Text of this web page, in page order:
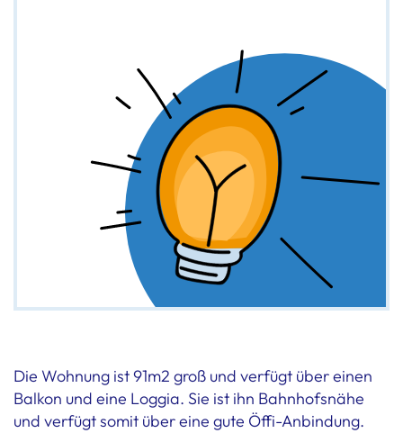
Die Wohnung ist 91m2 groß und verfügt über einen
Balkon und eine Loggia. Sie ist ihn Bahnhofsnähe
und verfügt somit über eine gute Öffi-Anbindung.